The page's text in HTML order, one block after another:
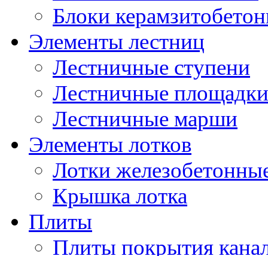
Блоки
Элементы лестниц
Лестничные ступени
Лестничные площадки
Лестничные марши
Элементы лотков
Лотки
Крышка лотка
Плиты
Плиты покрытия